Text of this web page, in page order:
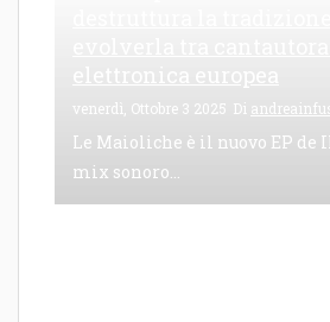
venerdì, Ottobre 3 2025 Di
Le Maioliche è il nuovo EP de
mix sonoro...